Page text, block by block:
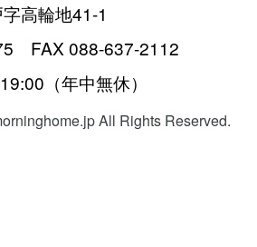
高輪地41-1
FAX 088-637-2112
（年中無休）
All Rights Reserved.